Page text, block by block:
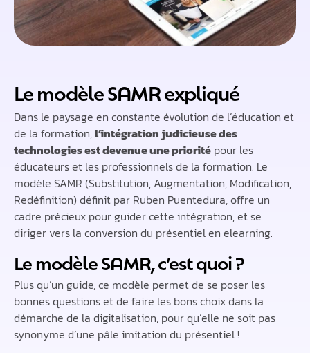
Le modèle SAMR expliqué
Dans le paysage en constante évolution de l’éducation et
de la formation,l’intégration judicieuse des
technologies est devenue une priorité pour les
éducateurs et les professionnels de la formation. Le
modèle SAMR (Substitution, Augmentation, Modification,
Redéfinition) définit par Ruben Puentedura, offre un
cadre précieux pour guider cette intégration, et se
diriger vers la conversion du présentiel en elearning.
Le modèle SAMR, c’est quoi ?
Plus qu’un guide, ce modèle permet de se poser les
bonnes questions et de faire les bons choix dans la
démarche de la digitalisation, pour qu’elle ne soit pas
synonyme d’une pâle imitation du présentiel !